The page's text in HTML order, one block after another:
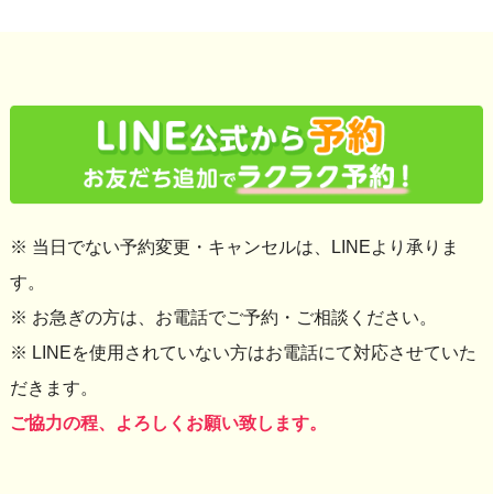
※ 当日でない予約変更・キャンセルは、LINEより承りま
す。
※ お急ぎの方は、お電話でご予約・ご相談ください。
※ LINEを使用されていない方はお電話にて対応させていた
だきます。
ご協力の程、よろしくお願い致します。